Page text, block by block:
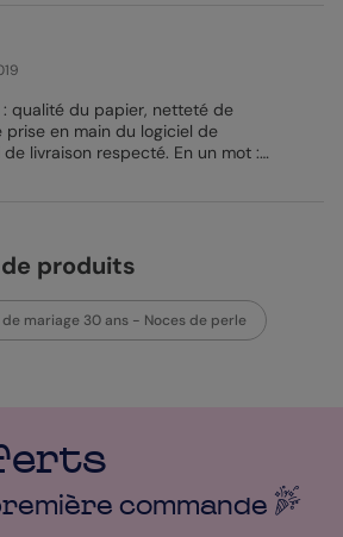
: qualité du papier, netteté de
prise en main du logiciel de
livraison respecté. En un mot :
produits
mariage 30 ans - Noces de perle
commande